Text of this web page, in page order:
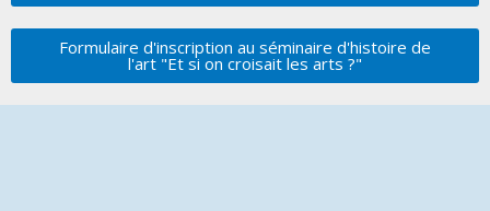
Formulaire d'inscription au séminaire d'histoire de
l'art "Et si on croisait les arts ?"